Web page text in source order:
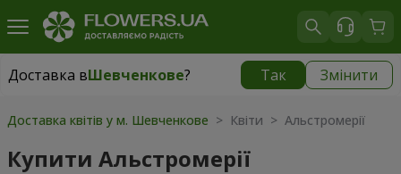
Доставка вШевченкове? Так Змінити
Доставка вШевченкове| безкоштовно
Доставка квітів у м. Шевченкове > Квіти > Альстромерії
Купити Альстромерії